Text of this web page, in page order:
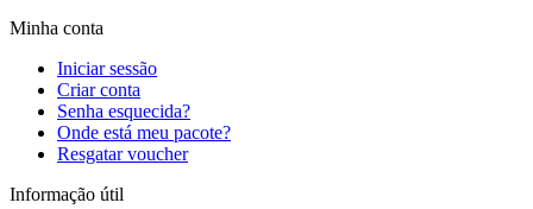
Minha conta
Iniciar sessão
Criar conta
Senha esquecida?
Onde está meu pacote?
Resgatar voucher
Informação útil